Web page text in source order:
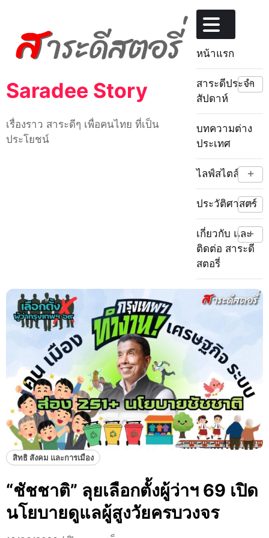
content
Saradee Story
เรื่องราว สาระดีๆ เพื่อคนไทย ที่เป็น
ประโยชน์
หน้าแรก
สาระดีประจำ
สัปดาห์
+
บทความต่าง
ประเทศ
ไลฟ์สไตล์ +
ประวัติศาสตร์
+
เกี่ยวกับ และ
ติดต่อ สาระดี
สตอรี่
+
สิทธิ สังคม และการเมือง
“ชัชชาติ” ลุยเลือกตั้งผู้ว่าฯ 69 เปิด
นโยบายดูแลผู้สูงวัยครบวงจร